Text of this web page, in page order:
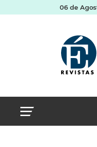
06 de